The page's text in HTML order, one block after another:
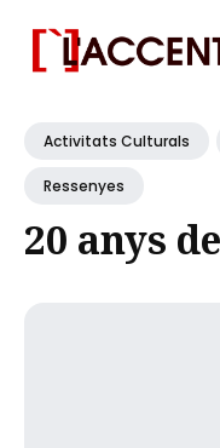
forActivitats Culturals
Ressenyes
20 anys